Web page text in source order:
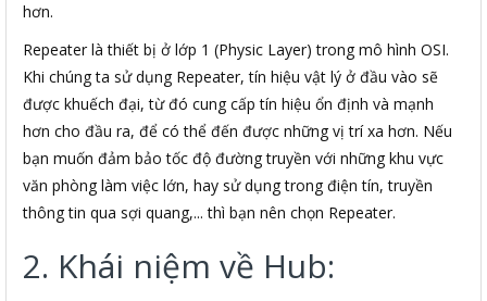
hơn.
Repeater là thiết bị ở lớp 1 (Physic Layer) trong mô hình OSI.
Khi chúng ta sử dụng Repeater, tín hiệu vật lý ở đầu vào sẽ
được khuếch đại, từ đó cung cấp tín hiệu ổn định và mạnh
hơn cho đầu ra, để có thể đến được những vị trí xa hơn. Nếu
bạn muốn đảm bảo tốc độ đường truyền với những khu vực
văn phòng làm việc lớn, hay sử dụng trong điện tín, truyền
thông tin qua sợi quang,... thì bạn nên chọn Repeater.
2. Khái niệm về Hub: